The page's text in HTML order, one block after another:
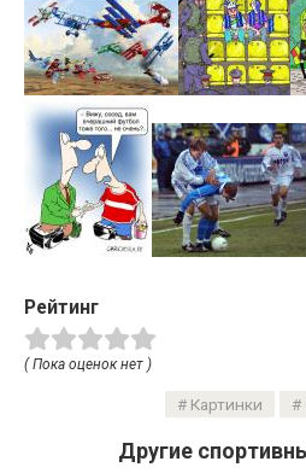
Рейтинг
( Пока оценок нет )
Картинки
Другие